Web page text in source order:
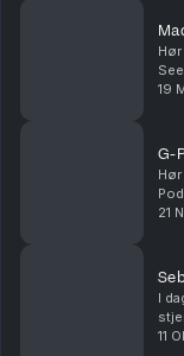
19
G-
21
I
11